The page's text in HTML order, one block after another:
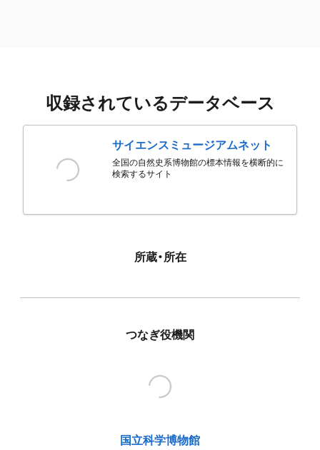
収録されているデータベース
サイエンスミュージアムネット
全国の自然史系博物館の標本情報を横断的に
検索するサイト
所蔵・所在
つなぎ役機関
国立科学博物館